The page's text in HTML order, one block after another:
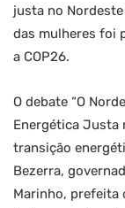
justa no
das mulheres foi
a COP26.
O debate “O
Energética Justa
transição
Bezerra,
Marinho, prefeita